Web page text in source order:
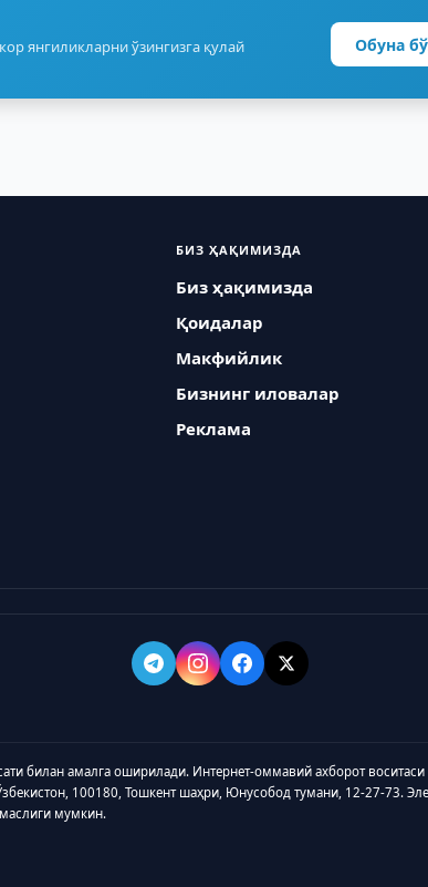
янгиликларни ўзингизга қулай
Обуна
БИЗ ҲАҚИМИЗДА
Биз ҳақимизда
Қоидалар
Макфийлик
Бизнинг иловалар
Реклама
билан амалга оширилади. Интернет-оммавий ахборот
100180, Тошкент шаҳри, Юнусобод тумани, 12-27-73.
мумкин.